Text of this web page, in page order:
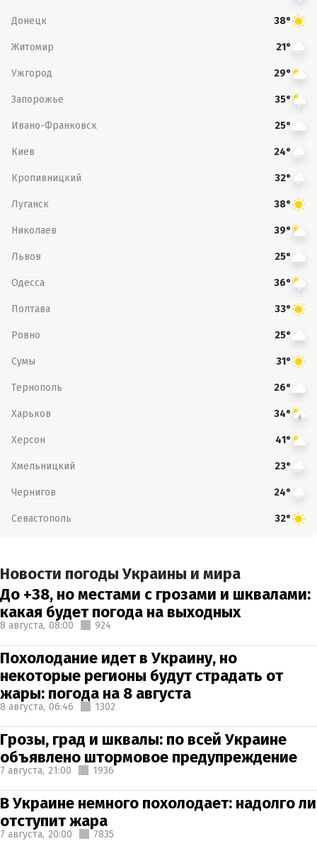
Донецк 38°
Житомир 21°
Ужгород 29°
Запорожье 35°
Ивано-Франковск 25°
Киев 24°
Кропивницкий 32°
Луганск 38°
Николаев 39°
Львов 25°
Одесса 36°
Полтава 33°
Ровно 25°
Сумы 31°
Тернополь 26°
Харьков 34°
Херсон 41°
Хмельницкий 23°
Чернигов 24°
Севастополь 32°
Новости погоды Украины и мира
До +38, но местами с грозами и шквалами:
какая будет погода на выходных
8 августа, 08:00 924
Похолодание идет в Украину, но
некоторые регионы будут страдать от
жары: погода на 8 августа
8 августа, 06:46 1302
Грозы, град и шквалы: по всей Украине
объявлено штормовое предупреждение
7 августа, 21:00 1936
В Украине немного похолодает: надолго ли
отступит жара
7 августа, 20:00 7835